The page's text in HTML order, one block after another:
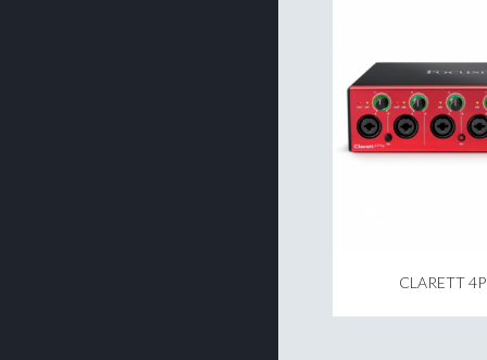
CLARETT